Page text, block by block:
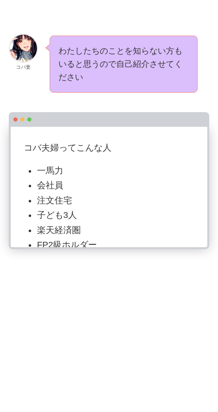
コバ妻
わたしたちのことを知らない方も
いると思うので自己紹介させてく
ださい
コバ夫婦ってこんな人
一馬力
会社員
注文住宅
子ども3人
楽天経済圏
FP2級ホルダー